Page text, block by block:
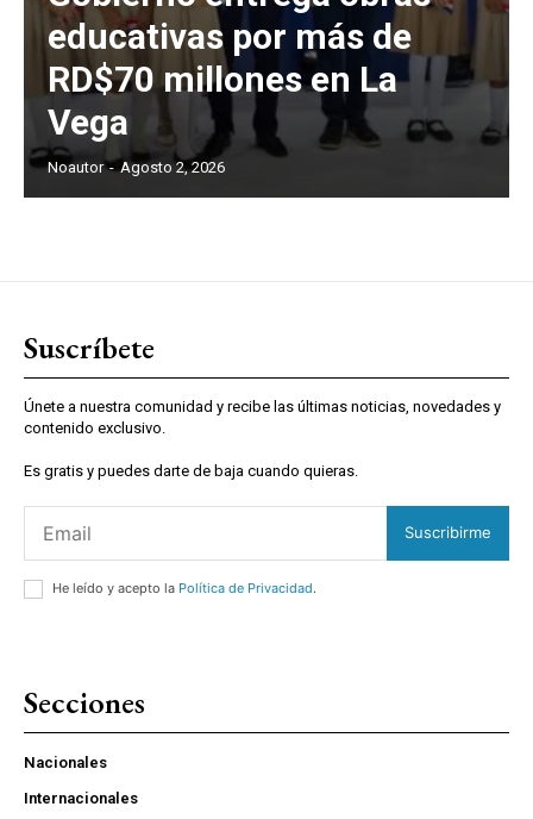
educativas por más de
RD$70 millones en La
Vega
Noautor - Agosto 2, 2026
Suscríbete
Únete a nuestra comunidad y recibe las últimas noticias, novedades y
contenido exclusivo.
Es gratis y puedes darte de baja cuando quieras.
Suscribirme
He leído y acepto la Política de Privacidad.
Secciones
Nacionales
Internacionales